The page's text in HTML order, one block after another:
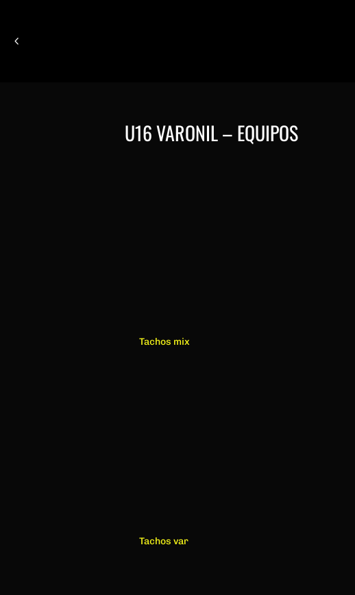
U16 VARONIL – EQUIPOS
Tachos mix
Tachos var